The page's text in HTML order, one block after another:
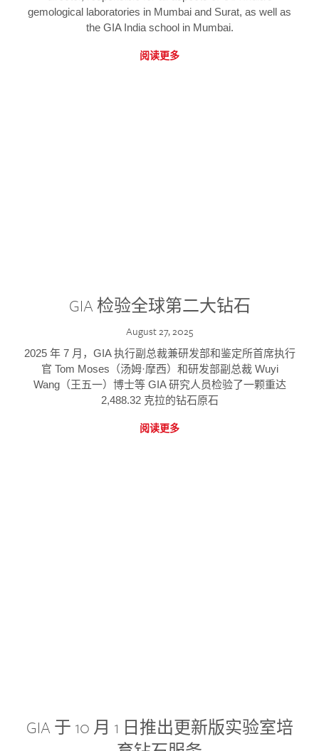
gemological laboratories in Mumbai and Surat, as well as
the GIA India school in Mumbai.
阅读更多
GIA 检验全球第二大钻石
August 27, 2025
2025 年 7 月，GIA 执行副总裁兼研发部和鉴定所首席执行
官 Tom Moses（汤姆·摩西）和研发部副总裁 Wuyi
Wang（王五一）博士等 GIA 研究人员检验了一颗重达
2,488.32 克拉的钻石原石
阅读更多
GIA 于 10 月 1 日推出更新版实验室培